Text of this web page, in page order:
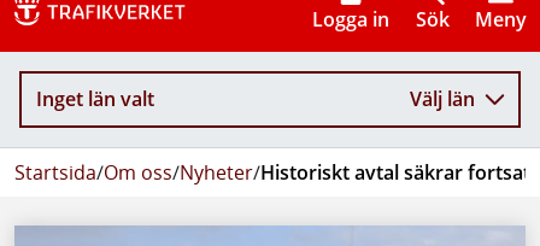
Logga in Sök Meny
Inget län valt Välj län
Startsida/Om oss/Nyheter/Historiskt avtal säkrar